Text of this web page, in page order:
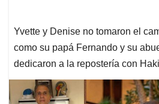
Yvette y Denise no tomaron el
como su papá Fernando y su
dedicaron a la repostería con